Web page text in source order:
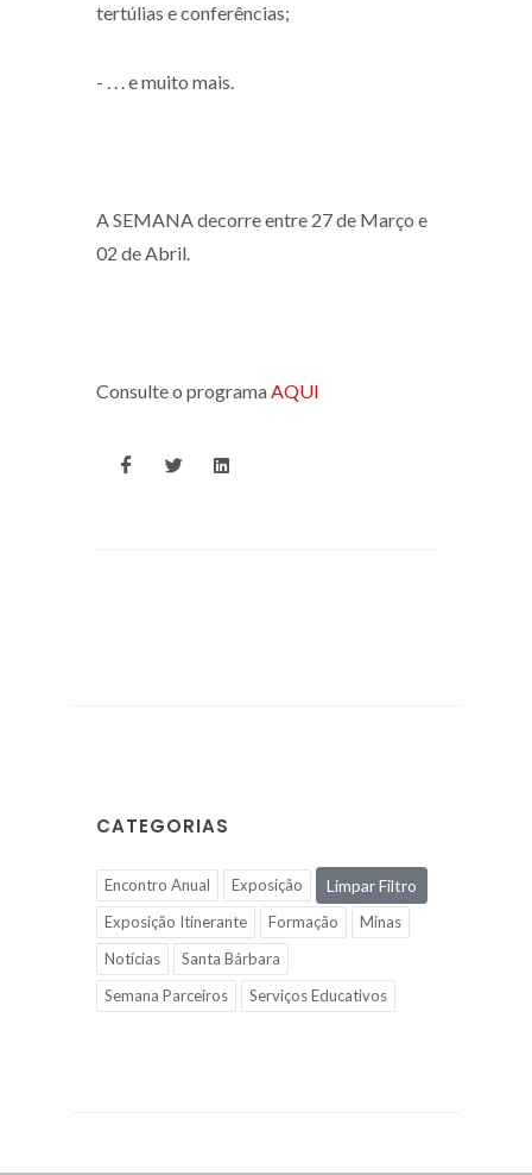
tertúlias e conferências;
- . . . e muito mais.
A SEMANA decorre entre 27 de Março e
02 de Abril.
Consulte o programaAQUI
CATEGORIAS
Encontro Anual
Exposição
Exposição Itinerante
Formação
Minas
Notícias
Santa Bárbara
Semana Parceiros
Serviços Educativos
Limpar Filtro